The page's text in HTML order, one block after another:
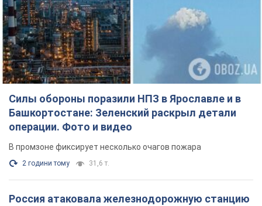
Силы обороны поразили НПЗ в Ярославле и в
Башкортостане: Зеленский раскрыл детали
операции. Фото и видео
В промзоне фиксирует несколько очагов пожара
2 години тому 31,6 т.
Россия атаковала железнодорожную станцию